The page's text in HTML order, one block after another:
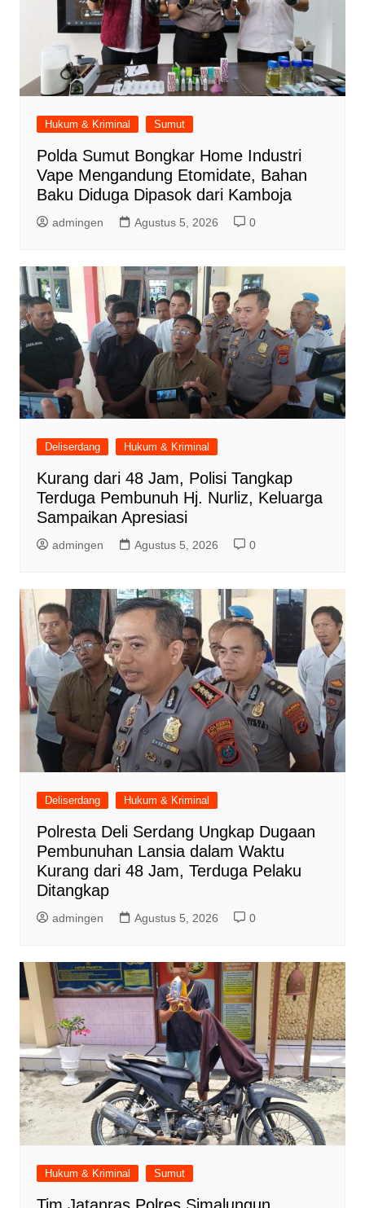
Hukum & Kriminal Sumut
Polda Sumut Bongkar Home Industri
Vape Mengandung Etomidate, Bahan
Baku Diduga Dipasok dari Kamboja
admingen Agustus 5, 2026 0
Deliserdang Hukum & Kriminal
Kurang dari 48 Jam, Polisi Tangkap
Terduga Pembunuh Hj. Nurliz, Keluarga
Sampaikan Apresiasi
admingen Agustus 5, 2026 0
Deliserdang Hukum & Kriminal
Polresta Deli Serdang Ungkap Dugaan
Pembunuhan Lansia dalam Waktu
Kurang dari 48 Jam, Terduga Pelaku
Ditangkap
admingen Agustus 5, 2026 0
Hukum & Kriminal Sumut